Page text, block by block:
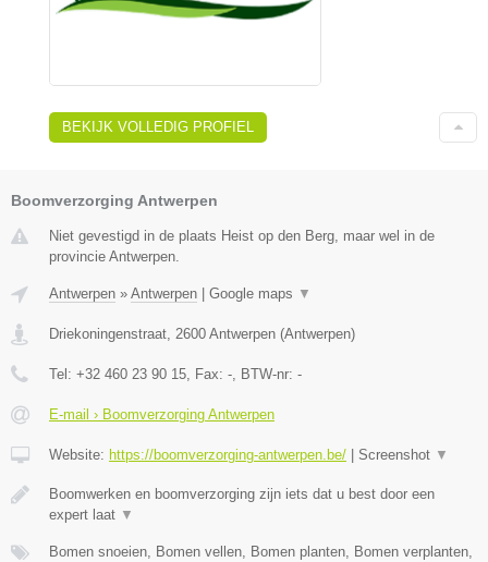
BEKIJK VOLLEDIG PROFIEL
Boomverzorging Antwerpen
Niet gevestigd in de plaats Heist op den Berg, maar wel in de
provincie Antwerpen.
Antwerpen » Antwerpen | Google maps ▼
Driekoningenstraat 2600 Antwerpen (Antwerpen)
Tel: +32 460 23 90 15 , Fax: - , BTW-nr: -
E-mail › Boomverzorging Antwerpen
Website: https://boomverzorging-antwerpen.be/ | Screenshot ▼
Boomwerken en boomverzorging zijn iets dat u best door een
expert laat ▼
Bomen snoeien, Bomen vellen, Bomen planten, Bomen verplanten,